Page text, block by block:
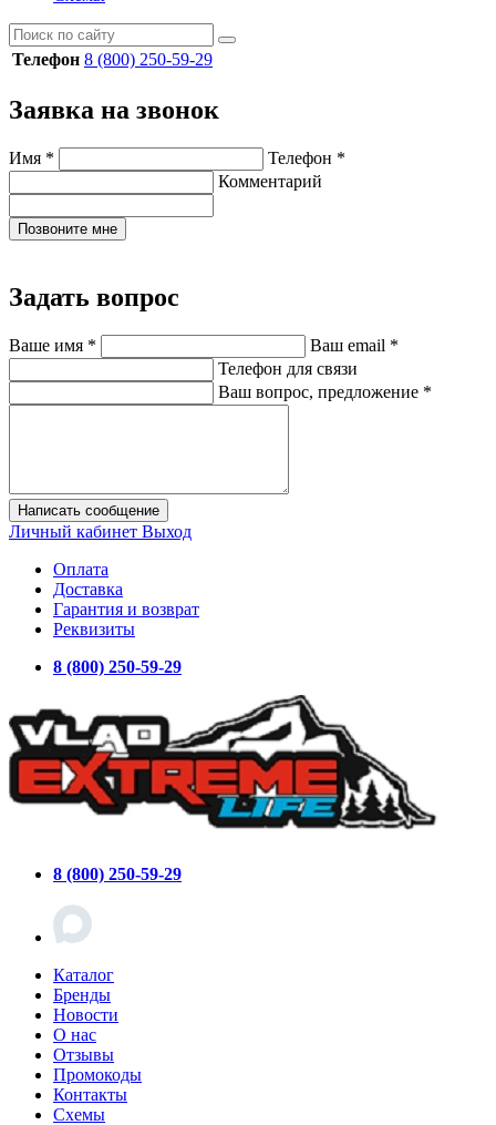
Телефон 8 (800) 250-59-29
Заявка на звонок
Имя * Телефон *
Комментарий
Позвоните мне
Задать вопрос
Ваше имя * Ваш email *
Телефон для связи
Ваш вопрос, предложение *
Написать сообщение
Личный кабинет Выход
Оплата
Доставка
Гарантия и возврат
Реквизиты
8 (800) 250-59-29
8 (800) 250-59-29
Каталог
Бренды
Новости
О нас
Отзывы
Промокоды
Контакты
Схемы